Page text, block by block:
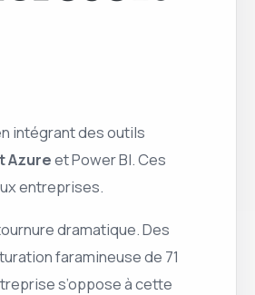
intégrant des outils
Azureet Power BI. Ces
entreprises.
dramatique. Des
faramineuse de 71
s’oppose à cette